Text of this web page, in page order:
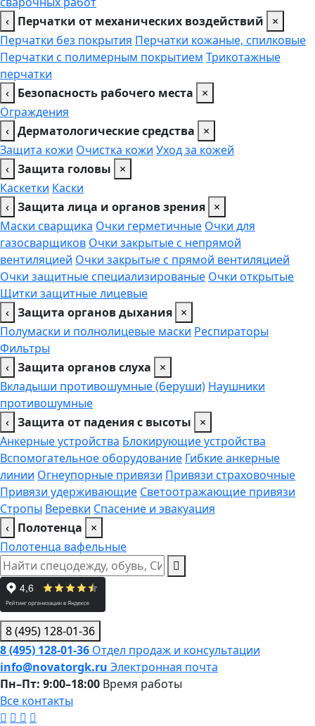
‹ Перчатки от механических воздействий
×
Перчатки без покрытия Перчатки кожаные, спилковые
Перчатки с полимерным покрытием Трикотажные
перчатки
‹ Безопасность рабочего места
×
Ограждения
‹ Дерматологические средства
×
Защита кожи Очистка кожи Уход за кожей
‹ Защита головы
×
Каскетки Каски
‹ Защита лица и органов зрения ×
Маски сварщика Очки герметичные Очки для
газосварщиков Очки закрытые с непрямой
вентиляцией Очки закрытые с прямой вентиляцией
Очки защитные специализированые Очки открытые
Щитки защитные лицевые
‹ Защита органов дыхания ×
Полумаски и полнолицевые маски Респираторы
Фильтры
‹ Защита органов слуха
×
Вкладыши противошумные (беруши) Наушники
противошумные
‹ Защита от падения с высоты
×
Анкерные устройства Блокирующие устройства
Вспомогательное оборудование Гибкие анкерные
линии Огнеупорные привязи Привязи страховочные
Привязи удерживающие Светоотражающие привязи
Стропы Веревки Спасение и эвакуация
‹ Полотенца
×
Полотенца вафельные
8 (495) 128-01-36
8 (495) 128-01-36 Отдел продаж и консультации
info@novatorgk.ru Электронная почта
Пн–Пт: 9:00–18:00 Время работы
Все контакты